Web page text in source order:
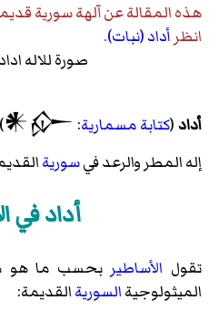
هذه المقالة عنآلهة سورية
انظرأداد (نبات).
صورة للاله
أداد(كتابة مسمارية:
𒀭𒅎
إله المطر والرعد فيسورية
أداد في
تقول الأساطير بحسب ما هو
الميثولوجيةالسوريةالقديمة: